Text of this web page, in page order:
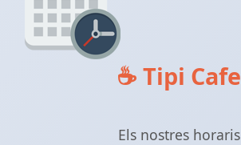
☕ Tipi Cafe
Els nostres horaris